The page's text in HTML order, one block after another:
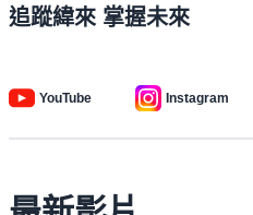
追蹤緯來 掌握未來
YouTube Instagram